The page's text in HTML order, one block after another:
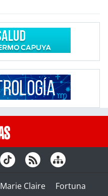
Marie Claire
Fortuna